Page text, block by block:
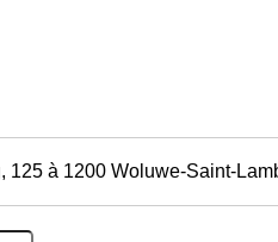
125 à 1200 Woluwe-Saint-